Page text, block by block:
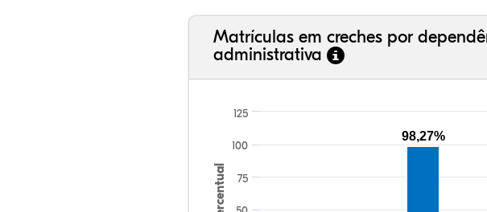
Matrículas em creches por
administrativa
Percentual 75
100
125
98,27%